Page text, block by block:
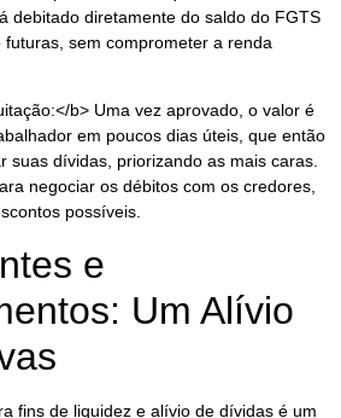
debitado diretamente do saldo do FGTS
sem comprometer a renda
b> Uma vez aprovado, o valor é
em poucos dias úteis, que então
suas dívidas, priorizando as mais caras.
negociar os débitos com os credores,
possíveis.
e
Um Alívio
fins de liquidez e alívio de dívidas é um